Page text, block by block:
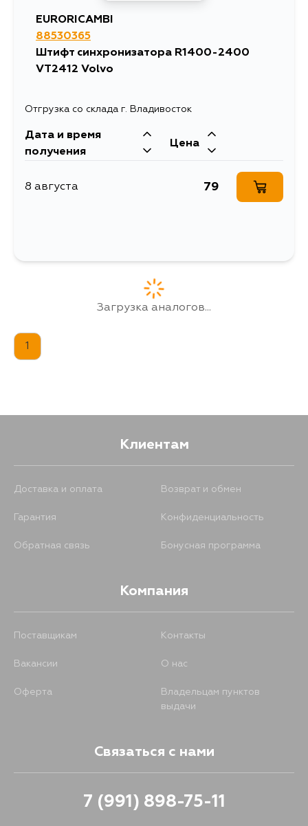
EURORICAMBI
88530365
Штифт синхронизатора R1400-2400
VT2412 Volvo
Отгрузка со склада г. Владивосток
Дата и время
получения
Цена
8 августа 79
Загрузка аналогов...
1
Клиентам
Доставка и оплата Возврат и обмен
Гарантия Конфиденциальность
Обратная связь Бонусная программа
Компания
Поставщикам Контакты
Вакансии О нас
Оферта
Владельцам пунктов
выдачи
Связаться с нами
7 (991) 898-75-11